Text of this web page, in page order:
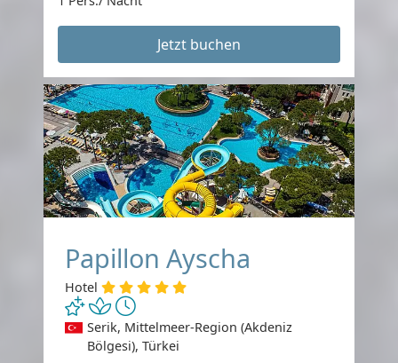
Jetzt buchen
Papillon Ayscha
Hotel
Serik, Mittelmeer-Region (Akdeniz
Bölgesi), Türkei